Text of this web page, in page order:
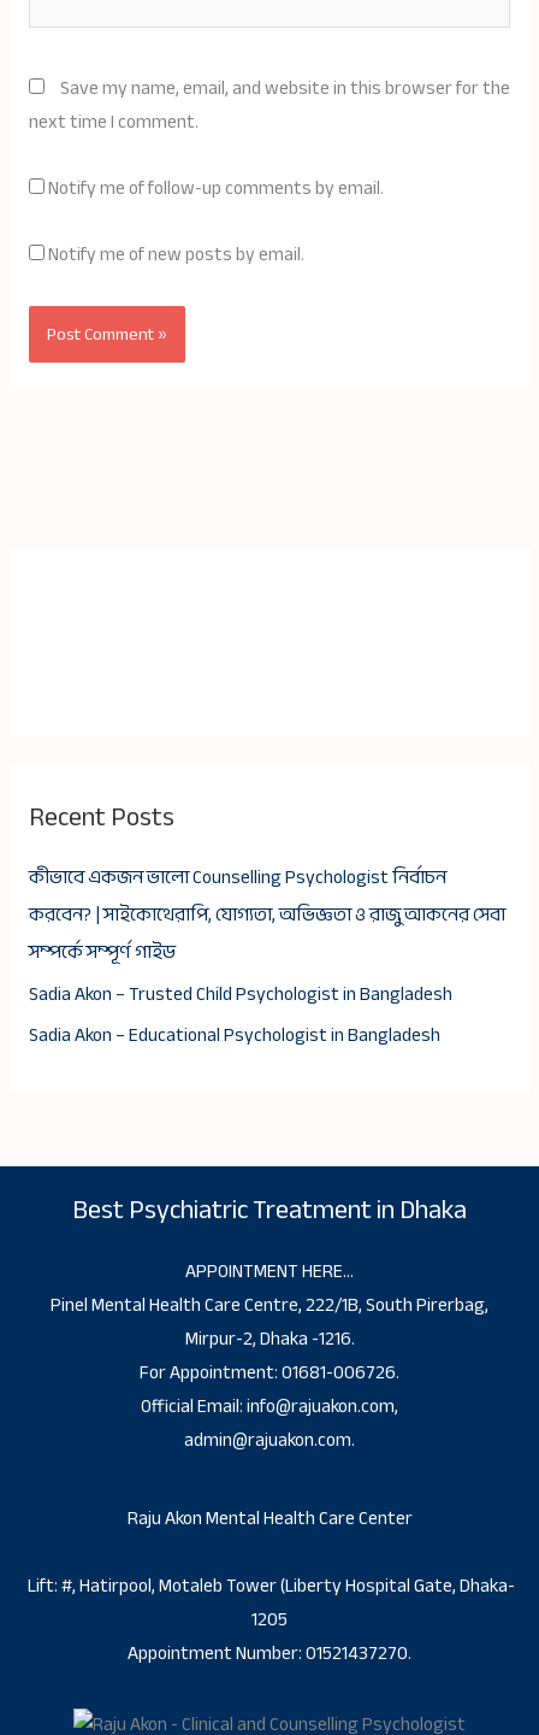
Save my name, email, and website in this browser for the
next time I comment.
Notify me of follow-up comments by email.
Notify me of new posts by email.
Recent Posts
কীভাবে একজন ভালো Counselling Psychologist নির্বাচন
করবেন? | সাইকোথেরাপি, যোগ্যতা, অভিজ্ঞতা ও রাজু আকনের সেবা
সম্পর্কে সম্পূর্ণ গাইড
Sadia Akon – Trusted Child Psychologist in Bangladesh
Sadia Akon – Educational Psychologist in Bangladesh
Best Psychiatric Treatment in Dhaka
APPOINTMENT HERE…
Pinel Mental Health Care Centre, 222/1B, South Pirerbag,
Mirpur-2, Dhaka -1216.
For Appointment: 01681-006726.
Official Email: info@rajuakon.com,
admin@rajuakon.com.
Raju Akon Mental Health Care Center
Lift: #, Hatirpool, Motaleb Tower (Liberty Hospital Gate, Dhaka-
1205
Appointment Number: 01521437270.